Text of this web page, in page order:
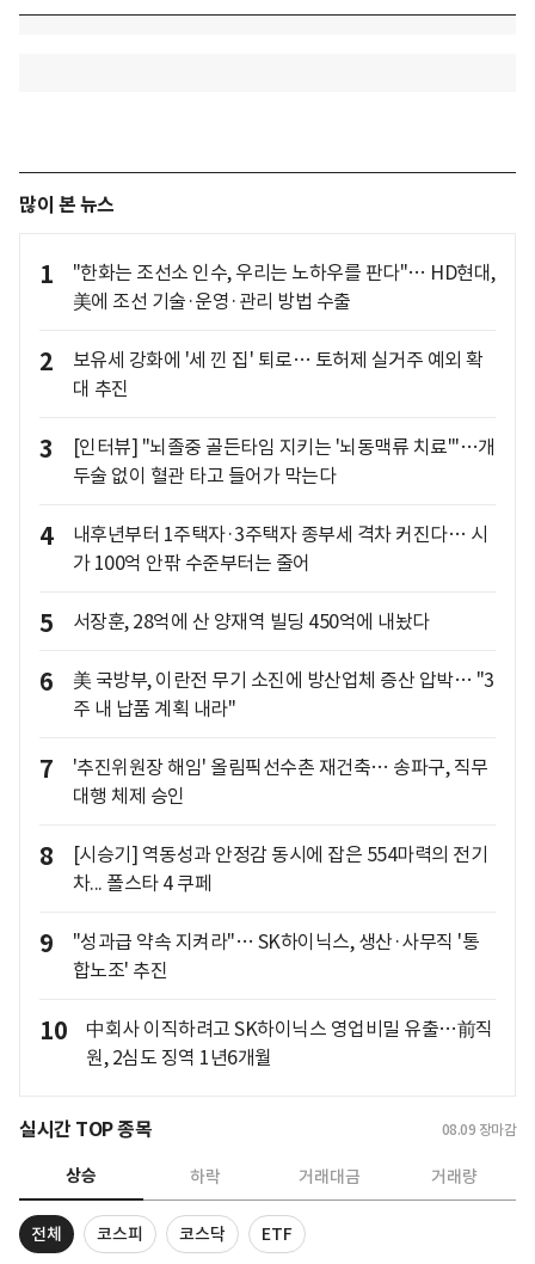
많이 본 뉴스
1
"한화는 조선소 인수, 우리는 노하우를 판다"… HD현대,
美에 조선 기술·운영·관리 방법 수출
2
보유세 강화에 '세 낀 집' 퇴로… 토허제 실거주 예외 확
대 추진
3
[인터뷰] "뇌졸중 골든타임 지키는 '뇌동맥류 치료'"…개
두술 없이 혈관 타고 들어가 막는다
4
내후년부터 1주택자·3주택자 종부세 격차 커진다… 시
가 100억 안팎 수준부터는 줄어
5 서장훈, 28억에 산 양재역 빌딩 450억에 내놨다
6
美 국방부, 이란전 무기 소진에 방산업체 증산 압박… "3
주 내 납품 계획 내라"
7
'추진위원장 해임' 올림픽선수촌 재건축… 송파구, 직무
대행 체제 승인
8
[시승기] 역동성과 안정감 동시에 잡은 554마력의 전기
차... 폴스타 4 쿠페
9
"성과급 약속 지켜라"… SK하이닉스, 생산·사무직 '통
합노조' 추진
10
中회사 이직하려고 SK하이닉스 영업비밀 유출…前직
원, 2심도 징역 1년6개월
실시간 TOP 종목 08.09 장마감
상승 하락 거래대금 거래량
전체 코스피 코스닥 ETF